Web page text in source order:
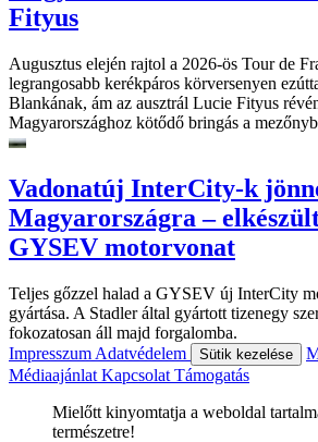
Fityus
Augusztus elején rajtol a 2026-ös Tour de
legrangosabb kerékpáros körversenyen
Blankának, ám az ausztrál Lucie Fityus
Magyarországhoz kötődő bringás a
Vadonatúj InterCity-k
Magyarországra –
GYSEV motorvonat
Teljes gőzzel halad a GYSEV új InterCity
gyártása. A Stadler által gyártott tizenegy
fokozatosan áll majd forgalomba.
Impresszum Adatvédelem Sütik kezelése
Médiaajánlat Kapcsolat Támogatás
Mielőtt kinyomtatja a weboldal
természetre!